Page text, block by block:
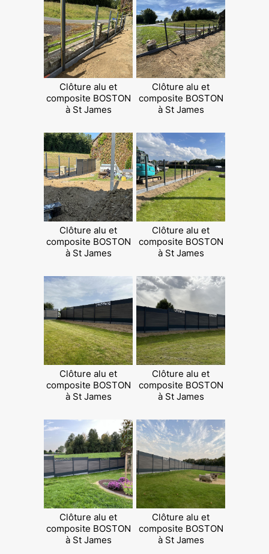
Clôture alu et
composite BOSTON
à St James
Clôture alu et
composite BOSTON
à St James
Clôture alu et
composite BOSTON
à St James
Clôture alu et
composite BOSTON
à St James
Clôture alu et
composite BOSTON
à St James
Clôture alu et
composite BOSTON
à St James
Clôture alu et
composite BOSTON
à St James
Clôture alu et
composite BOSTON
à St James